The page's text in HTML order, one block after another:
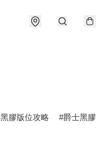
黑膠版位攻略 爵士黑膠圖